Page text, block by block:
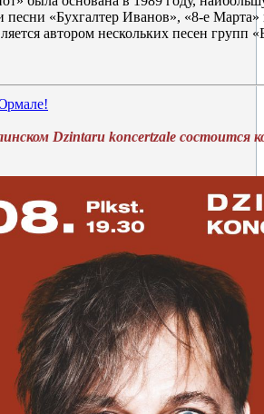
песни «Бухгалтер Иванов», «8-е
автором нескольких песен групп
Dzintaru koncertzale состоится